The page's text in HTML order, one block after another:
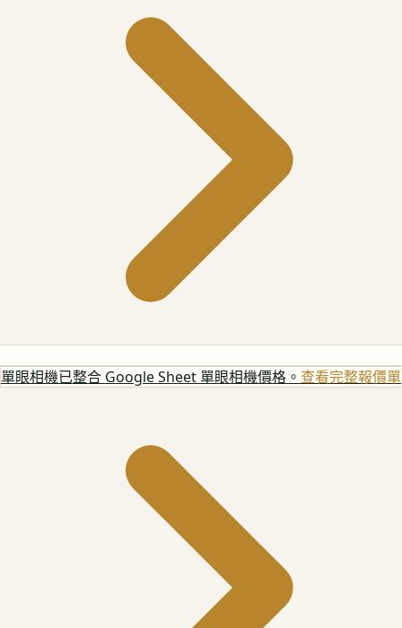
單眼相機已整合 Google Sheet 單眼相機價格。 查看完整報價單